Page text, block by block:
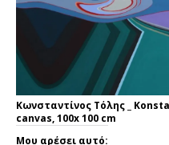
Κωνσταντίνος Τόλης _
canvas, 100x 100 cm
Μου αρέσει αυτό: